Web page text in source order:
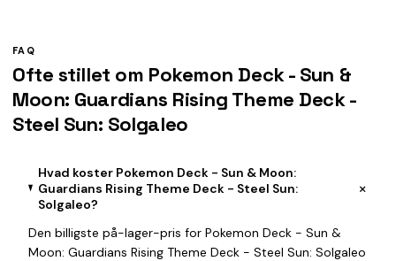
FAQ
Ofte stillet om Pokemon Deck - Sun &
Moon: Guardians Rising Theme Deck -
Steel Sun: Solgaleo
Hvad koster Pokemon Deck - Sun & Moon:
Guardians Rising Theme Deck - Steel Sun:
Solgaleo?
+
Den billigste på-lager-pris for Pokemon Deck - Sun &
Moon: Guardians Rising Theme Deck - Steel Sun: Solgaleo